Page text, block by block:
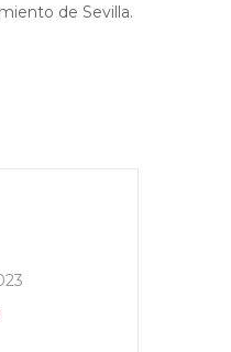
de Sevilla.